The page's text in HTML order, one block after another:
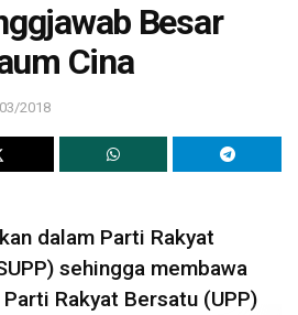
Besar
Cina
2018
dalam Parti Rakyat
sehingga membawa
Rakyat Bersatu (UPP)